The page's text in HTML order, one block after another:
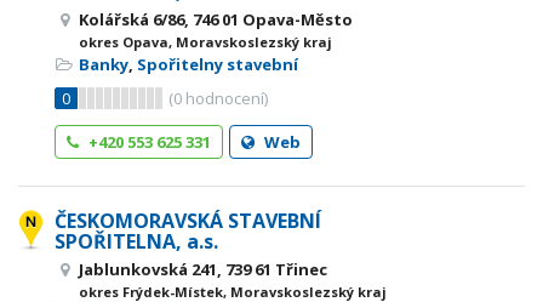
Kolářská 6/86, 746 01 Opava-Město
okres Opava, Moravskoslezský kraj
Banky, Spořitelny stavební
0
(0 hodnocení)
+420 553 625 331
Web
ČESKOMORAVSKÁ STAVEBNÍ
SPOŘITELNA, a.s.
Jablunkovská 241, 739 61 Třinec
okres Frýdek-Místek, Moravskoslezský kraj